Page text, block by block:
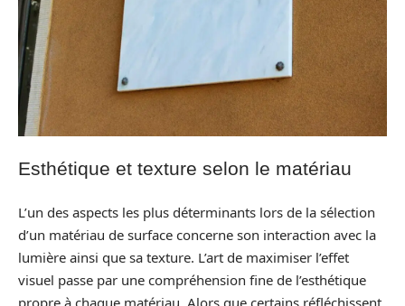
Esthétique et texture selon le matériau
L’un des aspects les plus déterminants lors de la sélection
d’un matériau de surface concerne son interaction avec la
lumière ainsi que sa texture. L’art de maximiser l’effet
visuel passe par une compréhension fine de l’esthétique
propre à chaque matériau. Alors que certains réfléchissent